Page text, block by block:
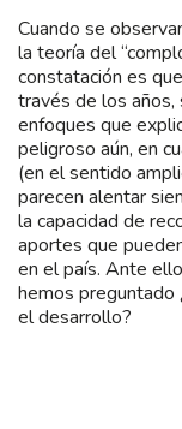
Cuando se
la teoría del
constatación es
través de los años,
enfoques que
peligroso aún, en
(en el sentido
parecen alentar
la capacidad de
aportes que
en el país. Ante
hemos preguntado
el desarrollo?